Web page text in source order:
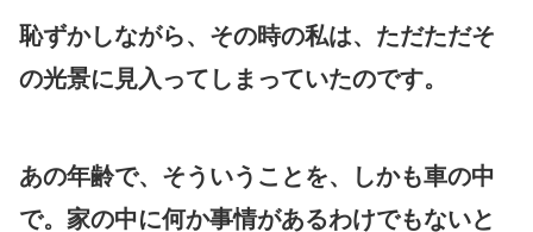
恥ずかしながら、その時の私は、ただただそ
の光景に見入ってしまっていたのです。
あの年齢で、そういうことを、しかも車の中
で。家の中に何か事情があるわけでもないと